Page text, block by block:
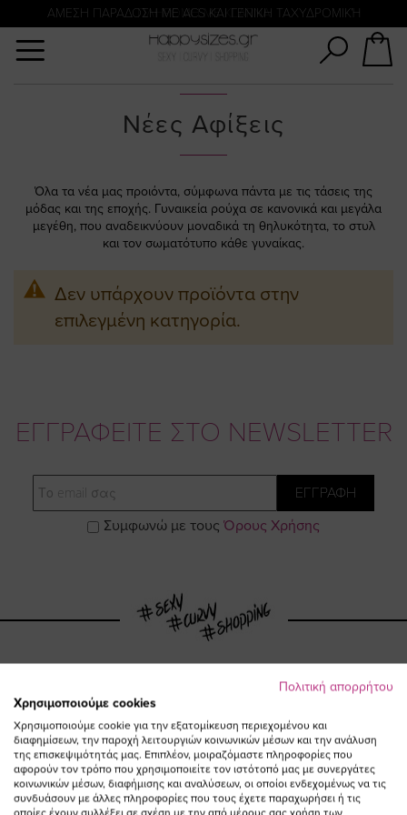
ΠΛΗΡΩΜΗ ΜΕ KLARNA
ΑΜΕΣΗ ΠΑΡΑΔΟΣΗ ΜΕ ACS ΚΑΙ ΓΕΝΙΚΗ ΤΑΧΥΔΡΟΜΙΚΉ
Νέες Αφίξεις
Όλα τα νέα μας προιόντα, σύμφωνα πάντα με τις τάσεις της
μόδας και της εποχής. Γυναικεία ρούχα σε κανονικά και μεγάλα
μεγέθη, που αναδεικνύουν μοναδικά τη θηλυκότητα, το στυλ
και τον σωματότυπο κάθε γυναίκας.
Δεν υπάρχουν προϊόντα στην
επιλεγμένη κατηγορία.
ΕΓΓΡΑΦΕΙΤΕ ΣΤΟ NEWSLETTER
Email
ΕΓΓΡΑΦΗ
Συμφωνώ με τους Όρους Χρήσης
Visit
https://
https://
Visit
https://
Visit
our
Αναζήτηση
Πολιτική απορρήτου
Χρησιμοποιούμε cookies
Χρησιμοποιούμε cookie για την εξατομίκευση περιεχομένου και
διαφημίσεων, την παροχή λειτουργιών κοινωνικών μέσων και την ανάλυση
της επισκεψιμότητάς μας. Επιπλέον, μοιραζόμαστε πληροφορίες που
αφορούν τον τρόπο που χρησιμοποιείτε τον ιστότοπό μας με συνεργάτες
κοινωνικών μέσων, διαφήμισης και αναλύσεων, οι οποίοι ενδεχομένως να τις
συνδυάσουν με άλλες πληροφορίες που τους έχετε παραχωρήσει ή τις